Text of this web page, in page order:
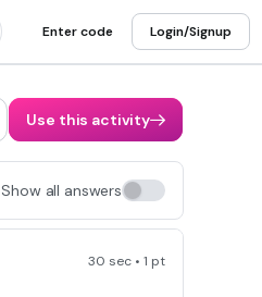
Enter code Login/Signup
Use this activity
Show all answers
30 sec • 1 pt